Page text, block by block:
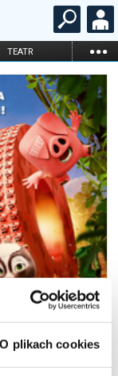
O plikach cookies
TEATR ...
STAND-UP
KARNETY